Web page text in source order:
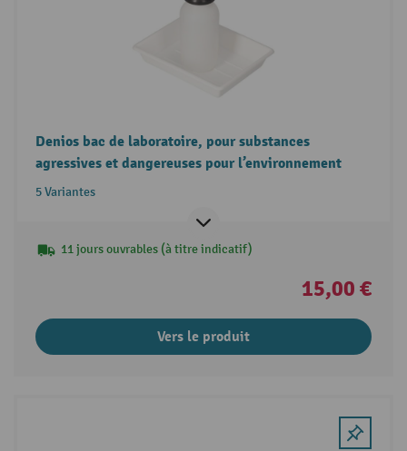
Denios bac de laboratoire, pour substances
agressives et dangereuses pour l’environnement
5 Variantes
11 jours ouvrables (à titre indicatif)
15,00 €
Vers le produit